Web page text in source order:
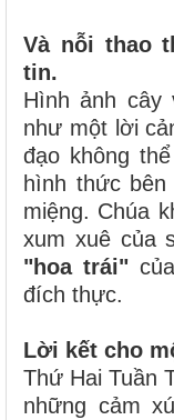
Và nỗi thao
tin.
Hình ảnh cây
như một lời
đạo không
hình thức
miệng. Chúa
xum xuê của
"hoa trái"
đích thực.
Lời kết cho
Thứ Hai Tuần
những cảm